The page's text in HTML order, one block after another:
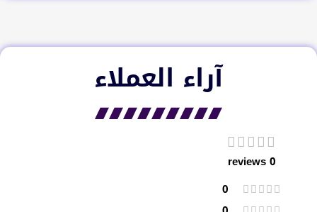
آراء العملاء​
0 reviews
0